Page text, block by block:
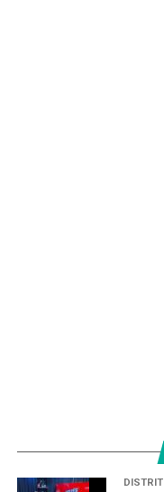
caminho para o fim
(indireta) da chapa
1985. Também se